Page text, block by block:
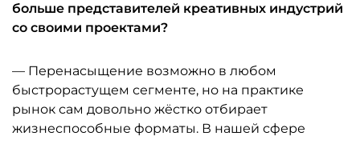
больше представителей креативных индустрий
со своими проектами?
— Перенасыщение возможно в любом
быстрорастущем сегменте, но на практике
рынок сам довольно жёстко отбирает
жизнеспособные форматы. В нашей сфере